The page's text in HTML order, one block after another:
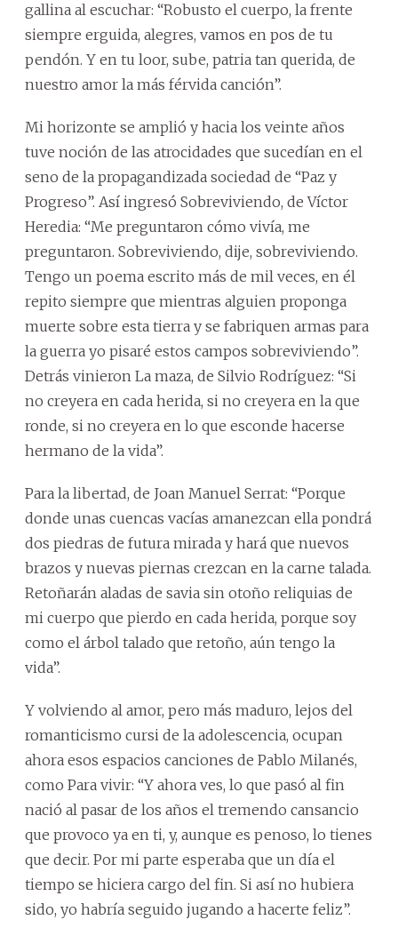
gallina al escuchar: “Robusto el cuerpo, la frente
siempre erguida, alegres, vamos en pos de tu
pendón. Y en tu loor, sube, patria tan querida, de
nuestro amor la más férvida canción”.
Mi horizonte se amplió y hacia los veinte años
tuve noción de las atrocidades que sucedían en el
seno de la propagandizada sociedad de “Paz y
Progreso”. Así ingresó Sobreviviendo, de Víctor
Heredia: “Me preguntaron cómo vivía, me
preguntaron. Sobreviviendo, dije, sobreviviendo.
Tengo un poema escrito más de mil veces, en él
repito siempre que mientras alguien proponga
muerte sobre esta tierra y se fabriquen armas para
la guerra yo pisaré estos campos sobreviviendo”.
Detrás vinieron La maza, de Silvio Rodríguez: “Si
no creyera en cada herida, si no creyera en la que
ronde, si no creyera en lo que esconde hacerse
hermano de la vida”.
Para la libertad, de Joan Manuel Serrat: “Porque
donde unas cuencas vacías amanezcan ella pondrá
dos piedras de futura mirada y hará que nuevos
brazos y nuevas piernas crezcan en la carne talada.
Retoñarán aladas de savia sin otoño reliquias de
mi cuerpo que pierdo en cada herida, porque soy
como el árbol talado que retoño, aún tengo la
vida”.
Y volviendo al amor, pero más maduro, lejos del
romanticismo cursi de la adolescencia, ocupan
ahora esos espacios canciones de Pablo Milanés,
como Para vivir: “Y ahora ves, lo que pasó al fin
nació al pasar de los años el tremendo cansancio
que provoco ya en ti, y, aunque es penoso, lo tienes
que decir. Por mi parte esperaba que un día el
tiempo se hiciera cargo del fin. Si así no hubiera
sido, yo habría seguido jugando a hacerte feliz”.